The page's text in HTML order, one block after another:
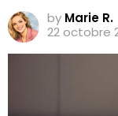
by Marie R.
22 octobre